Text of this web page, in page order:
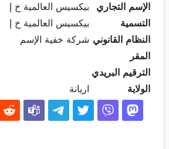
الإسم التجاري
بيكسيس العالمية خ إ
التسمية
بيكسيس العالمية خ إ
النظام القانوني شركة خفية الإسم
المقر
الترقيم البريدي
الولاية
اريانة